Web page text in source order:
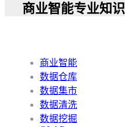
商业智能专业知识
商业智能
数据仓库
数据集市
数据清洗
数据挖掘